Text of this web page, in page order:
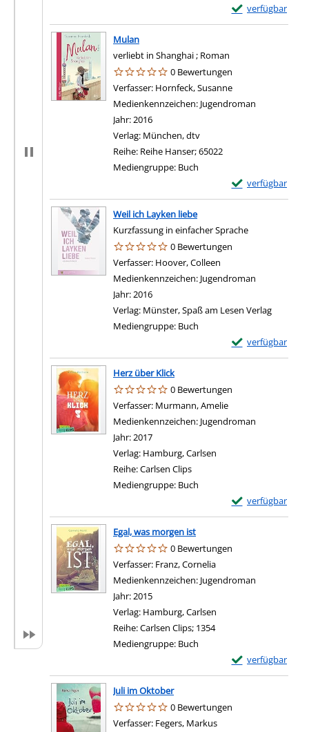
verfügbar
Exemplar-Details
Mulan
verliebt in Shanghai ; Roman
0 Bewertungen
Verfasser: Hornfeck, Susanne
Medienkennzeichen: Jugendroman
Jahr:2016
Verlag: München, dtv
Reihe: Reihe Hanser; 65022
Mediengruppe: Buch
verfügbar
Exemplar-Details
Weil ich Layken liebe
Kurzfassung in einfacher Sprache
0 Bewertungen
Verfasser: Hoover, Colleen
Medienkennzeichen: Jugendroman
Jahr:2016
Verlag: Münster, Spaß am Lesen Verlag
Mediengruppe: Buch
verfügbar
Exemplar-Details
Herz über Klick
0 Bewertungen
Verfasser: Murmann, Amelie
Medienkennzeichen: Jugendroman
Jahr:2017
Verlag: Hamburg, Carlsen
Reihe:Carlsen Clips
Mediengruppe: Buch
verfügbar
Exemplar-Details
Egal, was morgen ist
0 Bewertungen
Verfasser: Franz, Cornelia
Medienkennzeichen: Jugendroman
Jahr:2015
Verlag: Hamburg, Carlsen
Reihe:Carlsen Clips; 1354
Mediengruppe: Buch
verfügbar
Exemplar-Details
Juli im Oktober
0 Bewertungen
Verfasser: Fegers, Markus